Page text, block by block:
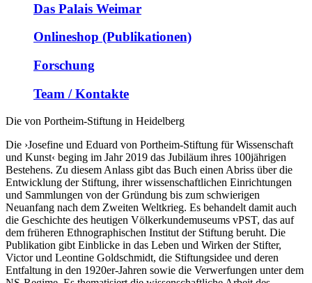
Das Palais Weimar
Onlineshop (Publikationen)
Forschung
Team / Kontakte
Die von Portheim-Stiftung in Heidelberg
Die ›Josefine und Eduard von Portheim-Stiftung für Wissenschaft
und Kunst‹ beging im Jahr 2019 das Jubiläum ihres 100jährigen
Bestehens. Zu diesem Anlass gibt das Buch einen Abriss über die
Entwicklung der Stiftung, ihrer wissenschaftlichen Einrichtungen
und Sammlungen von der Gründung bis zum schwierigen
Neuanfang nach dem Zweiten Weltkrieg. Es behandelt damit auch
die Geschichte des heutigen Völkerkundemuseums vPST, das auf
dem früheren Ethnographischen Institut der Stiftung beruht. Die
Publikation gibt Einblicke in das Leben und Wirken der Stifter,
Victor und Leontine Goldschmidt, die Stiftungsidee und deren
Entfaltung in den 1920er-Jahren sowie die Verwerfungen unter dem